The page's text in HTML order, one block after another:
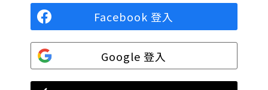
Facebook 登入
Google 登入